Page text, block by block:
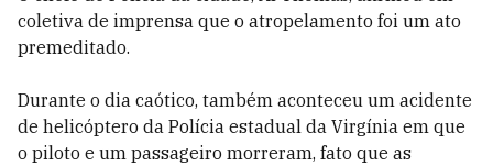
coletiva de imprensa que o atropelamento foi um ato
premeditado.
Durante o dia caótico, também aconteceu um acidente
de helicóptero da Polícia estadual da Virgínia em que
o piloto e um passageiro morreram, fato que as